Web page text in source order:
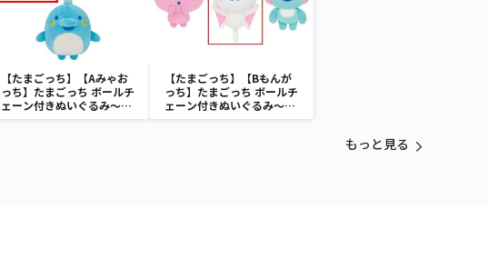
【たまごっち】【Aみゃお
っち】たまごっち ボールチ
ェーン付きぬいぐるみ～
Tamagotchi Paradise～
【たまごっち】【Bもんが
っち】たまごっち ボールチ
ェーン付きぬいぐるみ～
Tamagotchi Paradise～
もっと見る